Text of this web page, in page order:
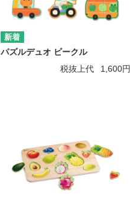
パズルデュオ ビークル
税抜上代
1,600円